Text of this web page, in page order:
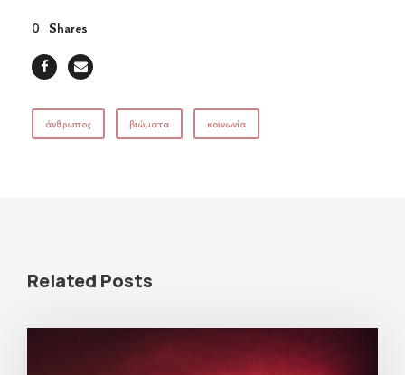
0 Shares
άνθρωπος βιώματα κοινωνία
Related Posts